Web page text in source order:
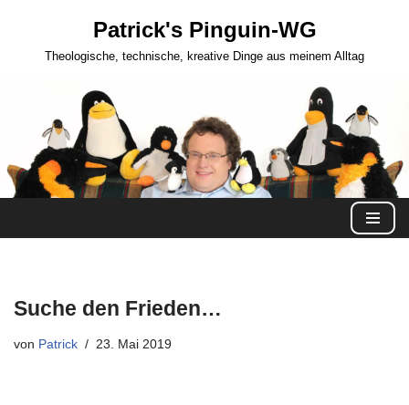
Patrick's Pinguin-WG
Theologische, technische, kreative Dinge aus meinem Alltag
Suche den Frieden…
von Patrick 23. Mai 2019